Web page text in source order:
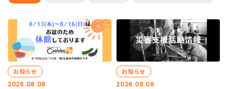
2026.08.08
お知らせ
2026.08.06
お知らせ